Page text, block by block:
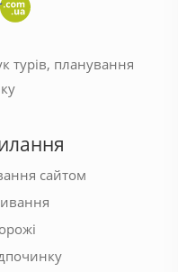
турів, планування
сайтом